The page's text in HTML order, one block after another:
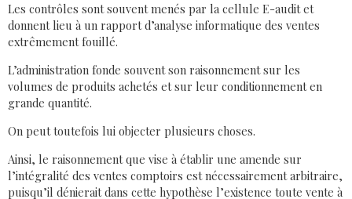
Les contrôles sont souvent menés par la cellule E-audit et
donnent lieu à un rapport d’analyse informatique des ventes
extrêmement fouillé.
L’administration fonde souvent son raisonnement sur les
volumes de produits achetés et sur leur conditionnement en
grande quantité.
On peut toutefois lui objecter plusieurs choses.
Ainsi, le raisonnement que vise à établir une amende sur
l’intégralité des ventes comptoirs est nécessairement arbitraire,
puisqu’il dénierait dans cette hypothèse l’existence toute vente à